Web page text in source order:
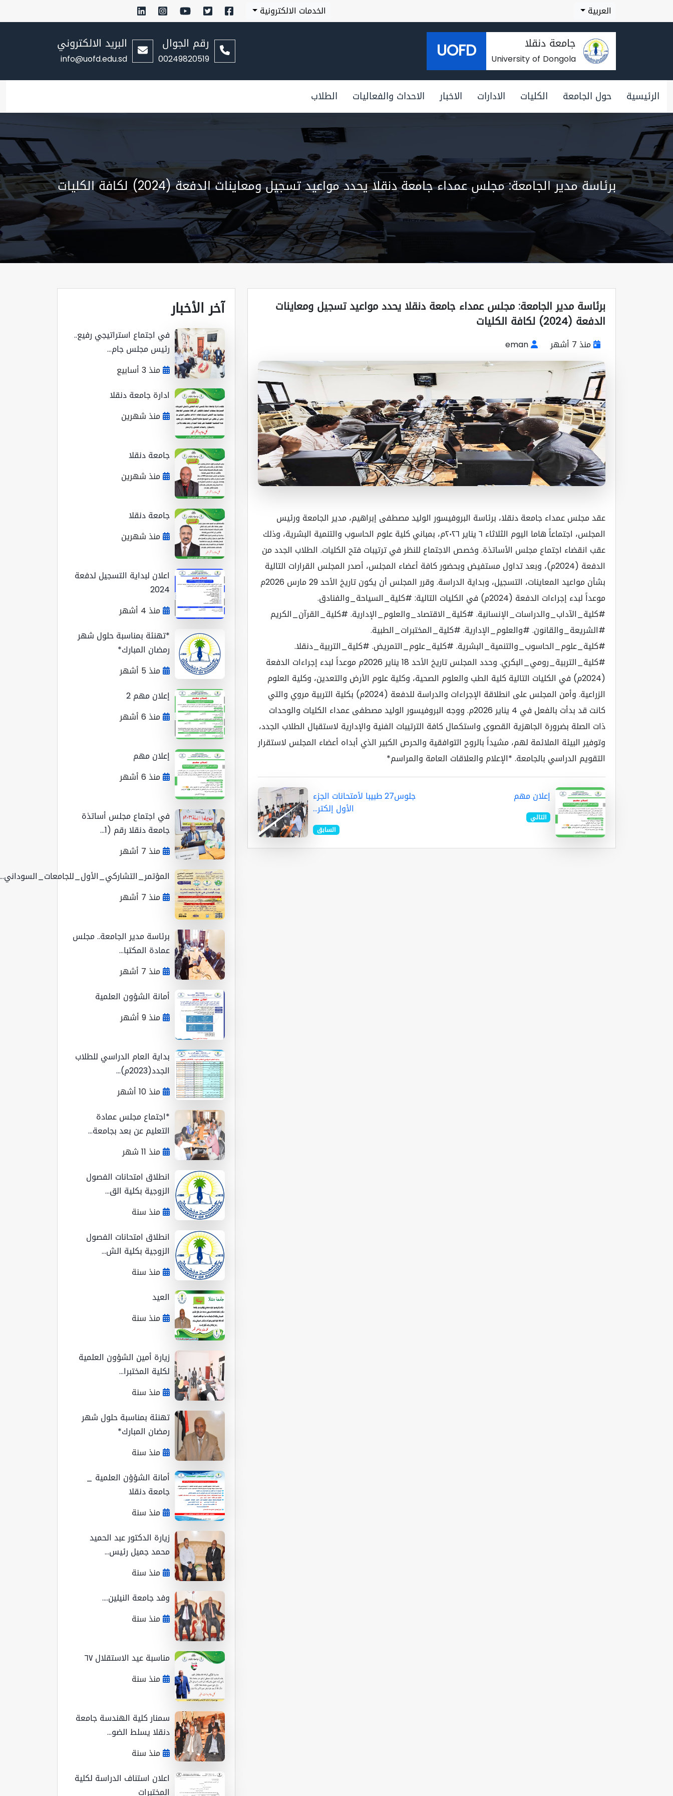
العربية الخدمات الالكترونية
جامعة دنقلا
University of Dongola
UOFD رقم الجوال
00249820519
البريد الالكتروني
info@uofd.edu.sd
الرئيسية حول الجامعة الكليات الادارات الاخبار الاحداث والفعاليات الطلاب
برئاسة مدير الجامعة: مجلس عمداء جامعة دنقلا يحدد مواعيد تسجيل ومعاينات الدفعة (2024) لكافة الكليات
برئاسة مدير الجامعة: مجلس عمداء جامعة دنقلا يحدد مواعيد تسجيل ومعاينات
الدفعة (2024) لكافة الكليات
منذ 7 أشهر
عقد مجلس عمداء جامعة دنقلا، برئاسة البروفيسور الوليد مصطفى إبراهيم، مدير الجامعة ورئيس
المجلس، اجتماعاً هاما اليوم الثلاثاء ٦ يناير ٢٠٢٦م، بمباني كلية علوم الحاسوب والتنمية البشرية، وذلك
عقب انقضاء اجتماع مجلس الأساتذة. وخصص الاجتماع للنظر في ترتيبات فتح الكليات. الطلاب الجدد من
الدفعة (2024م)، وبعد تداول مستفيض وبحضور كافة أعضاء المجلس، أصدر المجلس القرارات التالية
بشأن مواعيد المعاينات، التسجيل، وبداية الدراسة. وقرر المجلس أن يكون تاريخ الأحد 29 مارس 2026م
موعداً لبدء إجراءات الدفعة (2024م) في الكليات التالية: #كلية_السياحة_والفنادق.
#كلية_الآداب_والدراسات_الإنسانية. #كلية_الاقتصاد_والعلوم_الإدارية. #كلية_القرآن_الكريم
#الشريعة_والقانون. #والعلوم_الإدارية. #كلية_المختبرات_الطبية.
#كلية_علوم_الحاسوب_والتنمية_البشرية. #كلية_علوم_التمريض. #كلية_التربية_دنقلا.
#كلية_التربية_رومي_البكري. وحدد المجلس تاريخ الأحد 18 يناير 2026م موعداً لبدء إجراءات الدفعة
(2024م) في الكليات التالية كلية الطب والعلوم الصحية، وكلية علوم الأرض والتعدين، وكلية العلوم
الزراعية. وأمن المجلس على انطلاقة الإجراءات والدراسة للدفعة (2024م) بكلية التربية مروي والتي
كانت قد بدأت بالفعل في 4 يناير 2026م. ووجه البروفيسور الوليد مصطفى عمداء الكليات والوحدات
ذات الصلة بضرورة الجاهزية القصوى واستكمال كافة الترتيبات الفنية والإدارية لاستقبال الطلاب الجدد،
وتوفير البيئة الملائمة لهم، مشيداً بالروح التوافقية والحرص الكبير الذي أبداه أعضاء المجلس لاستقرار
التقويم الدراسي بالجامعة. *الإعلام والعلاقات العامة والمراسم*
إعلان مهم
التالي
جلوس27 طبيبا لأمتحانات الجزء
الأول إلكتر...
السابق
آخر الأخبار
في اجتماع استراتيجي رفيع..
رئيس مجلس جام...
منذ 3 أسابيع
ادارة جامعة دنقلا
منذ شهرين
جامعة دنقلا
منذ شهرين
جامعة دنقلا
منذ شهرين
اعلان لبداية التسجيل لدفعة
2024
منذ 4 أشهر
*تهنئة بمناسبة حلول شهر
رمضان المبارك*
منذ 5 أشهر
إعلان مهم 2
منذ 6 أشهر
إعلان مهم
منذ 6 أشهر
في اجتماع مجلس أساتذة
جامعة دنقلا رقم (1...
منذ 7 أشهر
المؤتمر_التشاركي_الأول_للجامعات_السوداني...
منذ 7 أشهر
برئاسة مدير الجامعة.. مجلس
عمادة المكتبا...
منذ 7 أشهر
أمانة الشؤون العلمية
منذ 9 أشهر
بداية العام الدراسي للطلاب
الجدد(2023م)...
منذ 10 أشهر
*اجتماع مجلس عمادة
التعليم عن بعد بجامعة...
منذ 11 شهر
انطلاق امتحانات الفصول
الزوجية بكلية الق...
منذ سنة
انطلاق امتحانات الفصول
الزوجية بكلية الش...
منذ سنة
العيد
منذ سنة
زيارة أمين الشؤون العلمية
لكلية المختبرا...
منذ سنة
تهنئة بمناسبة حلول شهر
رمضان المبارك*
منذ سنة
أمانة الشؤؤن العلمية _
جامعة دنقلا
منذ سنة
زيارة الدكتور عبد الحميد
محمد جميل رئيس...
منذ سنة
وفد جامعة النيلين....
منذ سنة
مناسبة عيد الاستقلال ٦٧
منذ سنة
سمنار كلية الهندسة جامعة
دنقلا يسلط الضو...
منذ سنة
اعلان استناف الدراسة لكلية
المختبرات